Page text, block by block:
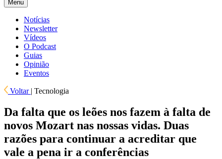
Menu
Notícias
Newsletter
Vídeos
O Podcast
Guias
Opinião
Eventos
Voltar | Tecnologia
Da falta que os leões nos fazem à falta de
novos Mozart nas nossas vidas. Duas
razões para continuar a acreditar que
vale a pena ir a conferências